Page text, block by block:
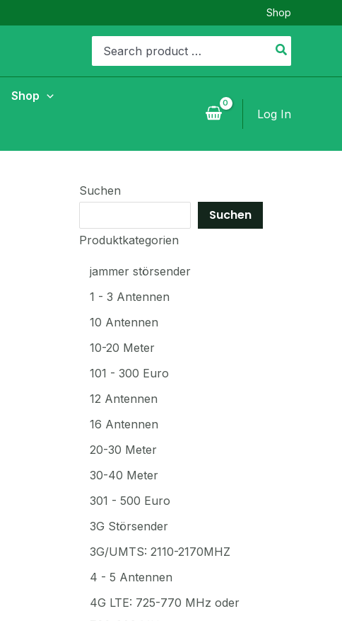
Shop
for:
Shop
Log In
Suchen
Suchen
Produktkategorien
jammer störsender
1 - 3 Antennen
10 Antennen
10-20 Meter
101 - 300 Euro
12 Antennen
16 Antennen
20-30 Meter
30-40 Meter
301 - 500 Euro
3G Störsender
3G/UMTS: 2110-2170MHZ
4 - 5 Antennen
4G LTE: 725-770 MHz oder